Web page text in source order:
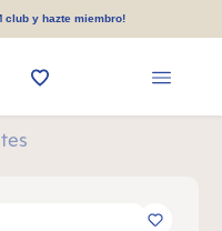
club y hazte miembro!